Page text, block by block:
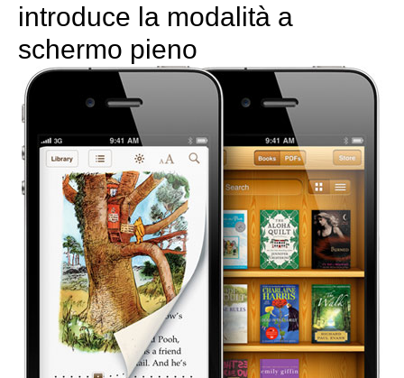
introduce la modalità a
schermo pieno